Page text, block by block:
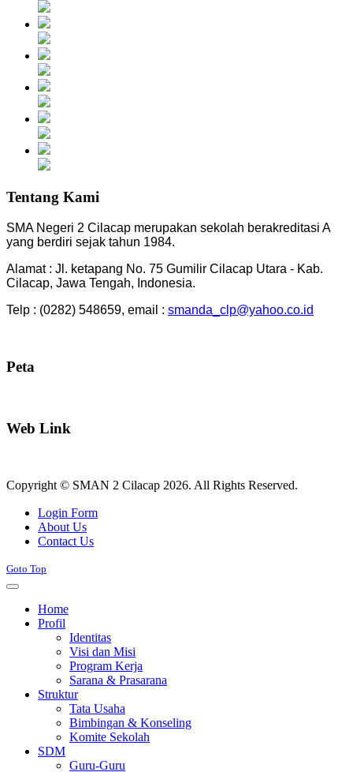
Tentang Kami
SMA Negeri 2 Cilacap merupakan sekolah berakreditasi A
yang berdiri sejak tahun 1984.
Alamat : Jl. ketapang No. 75 Gumilir Cilacap Utara - Kab.
Cilacap, Jawa Tengah, Indonesia.
Telp : (0282) 548659, email : smanda_clp@yahoo.co.id
Peta
Web Link
Copyright © SMAN 2 Cilacap 2026. All Rights Reserved.
Login Form
About Us
Contact Us
Goto Top
Home
Profil
Identitas
Visi dan Misi
Program Kerja
Sarana & Prasarana
Struktur
Tata Usaha
Bimbingan & Konseling
Komite Sekolah
SDM
Guru-Guru